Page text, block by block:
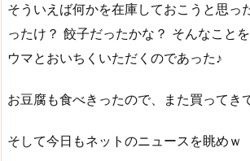
そういえば何かを在庫しておこうと思っ
ったけ？ 餃子だったかな？ そんなこと
ウマとおいちくいただくのであった♪
お豆腐も食べきったので、また買ってき
そして今日もネットのニュースを眺めｗ